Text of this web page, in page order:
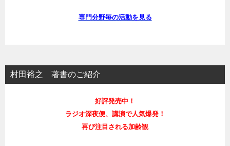
専門分野毎の活動を見る
村田裕之 著書のご紹介
好評発売中！
ラジオ深夜便、講演で人気爆発！
再び注目される加齢観